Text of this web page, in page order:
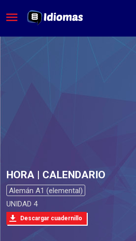
HORA | CALENDARIO
Alemán A1 (elemental)
UNIDAD 4
Descargar cuadernillo